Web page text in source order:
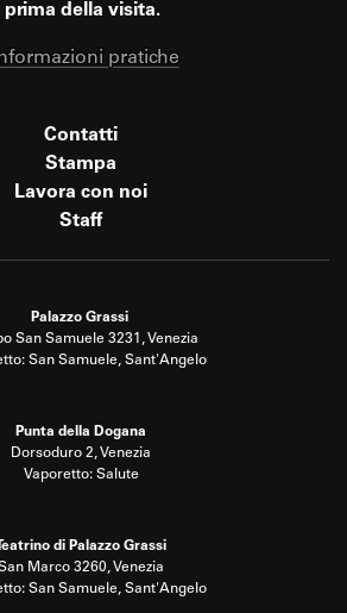
prima della visita.
pratiche
Contatti
Stampa
Lavora con noi
Staff
Palazzo Grassi
San Samuele 3231, Venezia
San Samuele, Sant'Angelo
Punta della Dogana
Dorsoduro 2, Venezia
Vaporetto: Salute
di Palazzo Grassi
Marco 3260, Venezia
San Samuele, Sant'Angelo